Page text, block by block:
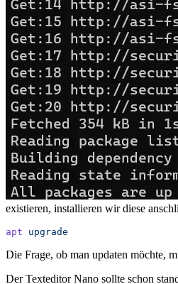
existieren, installieren wir diese
apt upgrade
Die Frage, ob man updaten möchte,
Der Texteditor Nano sollte schon